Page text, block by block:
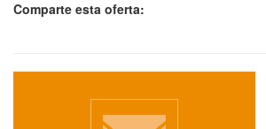
Comparte esta oferta: